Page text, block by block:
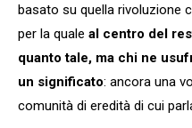
basato su quella rivoluzione
per la quale al centro del
quanto tale, ma chi ne
un significato: ancora una
comunità di eredità di cui